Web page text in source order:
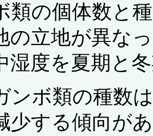
類の個体数と
の立地が異な
湿度を夏期と
ンボ類の種数
少する傾向が